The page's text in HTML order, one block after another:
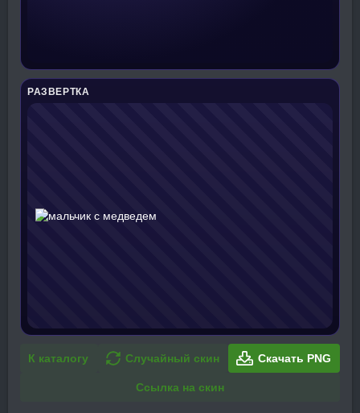
РАЗВЕРТКА
К каталогу Случайный скин Скачать PNG
Ссылка на скин